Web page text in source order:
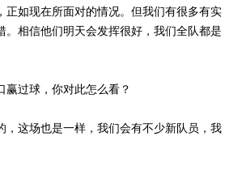
如现在所面对的情况。但我们有很多有实
相信他们明天会发挥很好，我们全队都是
过球，你对此怎么看？
这场也是一样，我们会有不少新队员，我